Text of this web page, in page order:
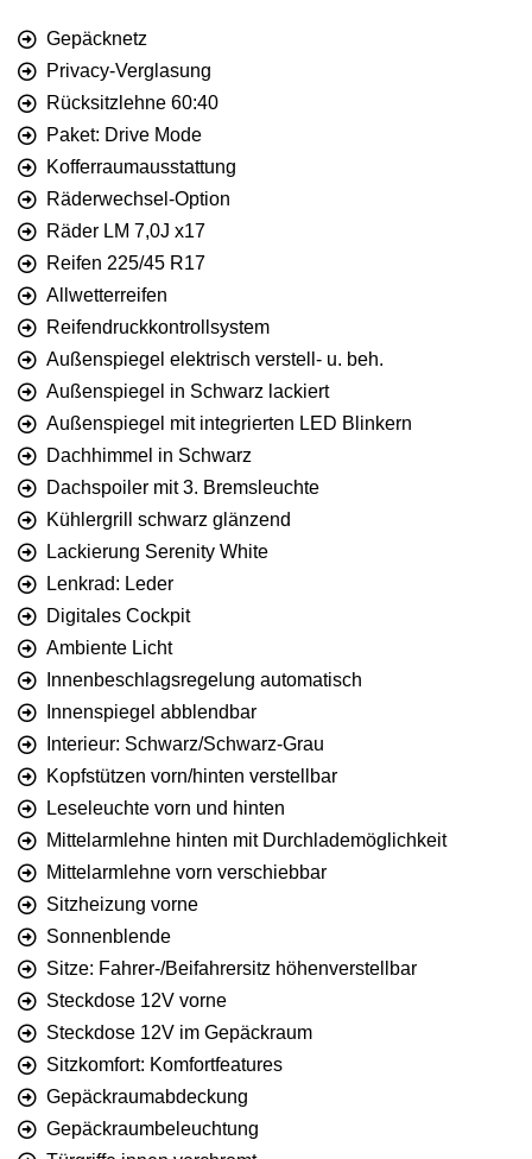
Gepäcknetz
Privacy-Verglasung
Rücksitzlehne 60:40
Paket: Drive Mode
Kofferraumausstattung
Räderwechsel-Option
Räder LM 7,0J x17
Reifen 225/45 R17
Allwetterreifen
Reifendruckkontrollsystem
Außenspiegel elektrisch verstell- u. beh.
Außenspiegel in Schwarz lackiert
Außenspiegel mit integrierten LED Blinkern
Dachhimmel in Schwarz
Dachspoiler mit 3. Bremsleuchte
Kühlergrill schwarz glänzend
Lackierung Serenity White
Lenkrad: Leder
Digitales Cockpit
Ambiente Licht
Innenbeschlagsregelung automatisch
Innenspiegel abblendbar
Interieur: Schwarz/Schwarz-Grau
Kopfstützen vorn/hinten verstellbar
Leseleuchte vorn und hinten
Mittelarmlehne hinten mit Durchlademöglichkeit
Mittelarmlehne vorn verschiebbar
Sitzheizung vorne
Sonnenblende
Sitze: Fahrer-/Beifahrersitz höhenverstellbar
Steckdose 12V vorne
Steckdose 12V im Gepäckraum
Sitzkomfort: Komfortfeatures
Gepäckraumabdeckung
Gepäckraumbeleuchtung